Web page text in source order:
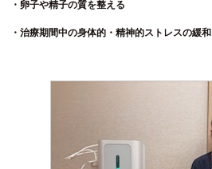
・卵子や精子の質を整える
・治療期間中の身体的・精神的ストレスの緩和